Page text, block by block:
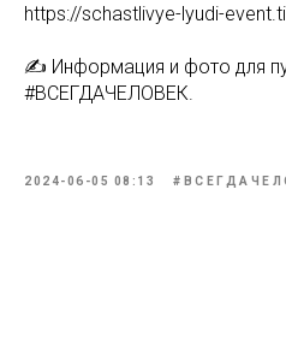
https://schastlivye-lyudi-
✍ Информация и фото для
#ВСЕГДАЧЕЛОВЕК.
2024-06-05 08:13